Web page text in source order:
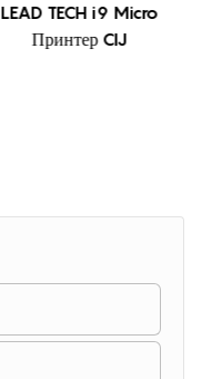
LEAD TECH i9 Micro
Принтер CIJ